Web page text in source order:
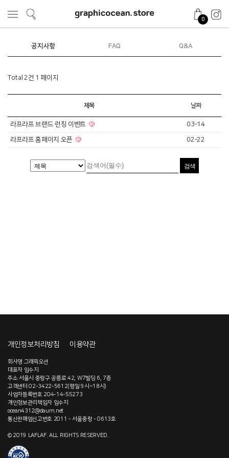
0
공지사항 FAQ Q&A
Total 2건 1 페이지
제목 날짜
라프라프 브랜드 런칭 이벤트 03-14
라프라프 홈페이지 오픈 02-22
개인정보처리방침 이용약관
회사명 그래픽오션
대표자 임수지
주소 서울시 중랑구 공릉로 42, W7빌딩 6, 7층
고객센터 02-3422-5612(평일 9시~18시)
사업자등록번호 204-14-55273
개인정보관리책임자 임수지
ocean4312@daum.net
통신판매업신고번호 2011 - 서울중랑 - 0613호
© 2019 LAFLAF. ALL RIGHTS RESERVED.